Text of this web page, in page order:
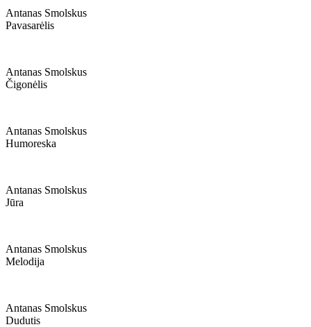
Antanas Smolskus
Pavasarėlis
Antanas Smolskus
Čigonėlis
Antanas Smolskus
Humoreska
Antanas Smolskus
Jūra
Antanas Smolskus
Melodija
Antanas Smolskus
Dudutis